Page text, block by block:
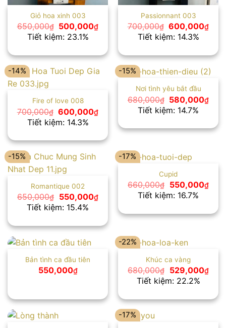
Giỏ hoa xinh 003
650,000₫
Giá
gốc
là:
500,000₫Giá
500,000₫.
Tiết kiệm: 23.1%
Passionnant 003
700,000₫ Giá
gốc
là:
600,000₫Giá
Tiết kiệm: 14.3%
-14%
Fire of love 008
700,000₫ Giá
gốc
là:
600,000₫Giá
là:
600,000₫.
Tiết kiệm: 14.3%
-15%
Nơi tình yêu bắt đầu
680,000₫
Giá
gốc
là:
580,000₫Giá
là:
Tiết kiệm: 14.7%
-15%
Romantique 002
650,000₫
Giá
gốc
là:
550,000₫Giá
hiện
550,000₫.
Tiết kiệm: 15.4%
-17%
Cupid
660,000₫
Giá
gốc
là:
550,000₫Giá
hiện
Tiết kiệm: 16.7%
Bản tình ca đầu tiên
550,000₫
-22%
Khúc ca vàng
680,000₫
Giá
gốc
là:
529,000₫Giá
hiện
Tiết kiệm: 22.2%
-17%